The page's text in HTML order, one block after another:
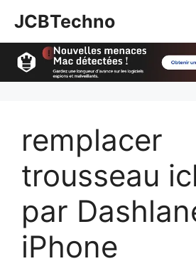
contenu
JCBTechno
remplacer
trousseau
par
iPhone